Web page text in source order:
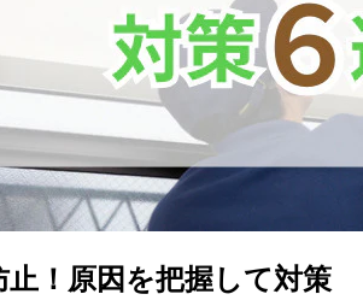
！原因を把握して対策